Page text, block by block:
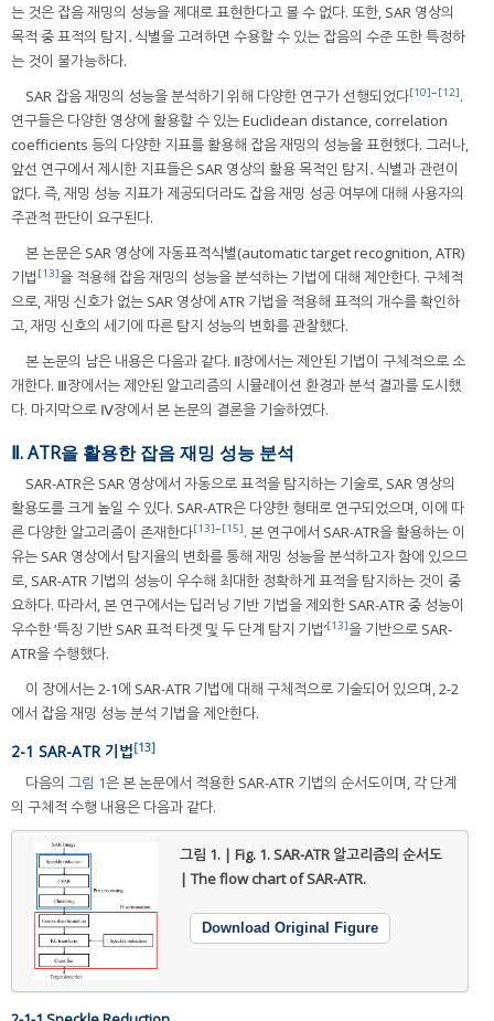
는 것은 잡음 재밍의 성능을 제대로 표현한다고 볼 수 없다. 또한, SAR 영상의
목적 중 표적의 탐지․식별을 고려하면 수용할 수 있는 잡음의 수준 또한 특정하
는 것이 불가능하다.
SAR 잡음 재밍의 성능을 분석하기 위해 다양한 연구가 선행되었다[10]~[12].
연구들은 다양한 영상에 활용할 수 있는 Euclidean distance, correlation
coefficients 등의 다양한 지표를 활용해 잡음 재밍의 성능을 표현했다. 그러나,
앞선 연구에서 제시한 지표들은 SAR 영상의 활용 목적인 탐지․식별과 관련이
없다. 즉, 재밍 성능 지표가 제공되더라도 잡음 재밍 성공 여부에 대해 사용자의
주관적 판단이 요구된다.
본 논문은 SAR 영상에 자동표적식별(automatic target recognition, ATR)
기법 [13]을 적용해 잡음 재밍의 성능을 분석하는 기법에 대해 제안한다. 구체적
으로, 재밍 신호가 없는 SAR 영상에 ATR 기법을 적용해 표적의 개수를 확인하
고, 재밍 신호의 세기에 따른 탐지 성능의 변화를 관찰했다.
본 논문의 남은 내용은 다음과 같다. Ⅱ장에서는 제안된 기법이 구체적으로 소
개한다. Ⅲ장에서는 제안된 알고리즘의 시뮬레이션 환경과 분석 결과를 도시했
다. 마지막으로 Ⅳ장에서 본 논문의 결론을 기술하였다.
Ⅱ. ATR을 활용한 잡음 재밍 성능 분석
SAR-ATR은 SAR 영상에서 자동으로 표적을 탐지하는 기술로, SAR 영상의
활용도를 크게 높일 수 있다. SAR-ATR은 다양한 형태로 연구되었으며, 이에 따
른 다양한 알고리즘이 존재한다[13]~[15]. 본 연구에서 SAR-ATR을 활용하는 이
유는 SAR 영상에서 탐지율의 변화를 통해 재밍 성능을 분석하고자 함에 있으므
로, SAR-ATR 기법의 성능이 우수해 최대한 정확하게 표적을 탐지하는 것이 중
요하다. 따라서, 본 연구에서는 딥러닝 기반 기법을 제외한 SAR-ATR 중 성능이
우수한 ‘특징 기반 SAR 표적 타겟 및 두 단계 탐지 기법’[13]을 기반으로 SAR-
ATR을 수행했다.
이 장에서는 2-1에 SAR-ATR 기법에 대해 구체적으로 기술되어 있으며, 2-2
에서 잡음 재밍 성능 분석 기법을 제안한다.
2-1 SAR-ATR 기법[13]
다음의 그림 1은 본 논문에서 적용한 SAR-ATR 기법의 순서도이며, 각 단계
의 구체적 수행 내용은 다음과 같다.
그림 1. | Fig. 1.SAR-ATR 알고리즘의 순서도
| The flow chart of SAR-ATR.
Download Original Figure